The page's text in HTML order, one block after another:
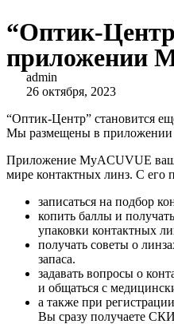
“Оптик-
приложении
admin
26 октября, 2023
“Оптик-Центр” становится
Мы размещены в
Приложение MyACUVUE
мире контактных линз. С
записаться на подбор
копить баллы и
упаковки контактных
получать советы о
запаса.
задавать вопросы о
и общаться с
а также при
Вы сразу получаете